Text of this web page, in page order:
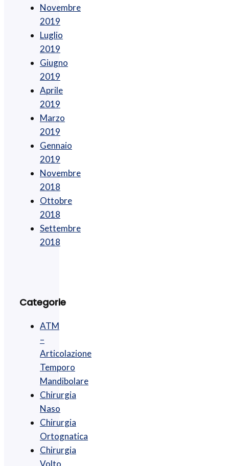
Novembre
2019
Luglio
2019
Giugno
2019
Aprile
2019
Marzo
2019
Gennaio
2019
Novembre
2018
Ottobre
2018
Settembre
2018
Categorie
ATM
–
Articolazione
Temporo
Mandibolare
Chirurgia
Naso
Chirurgia
Ortognatica
Chirurgia